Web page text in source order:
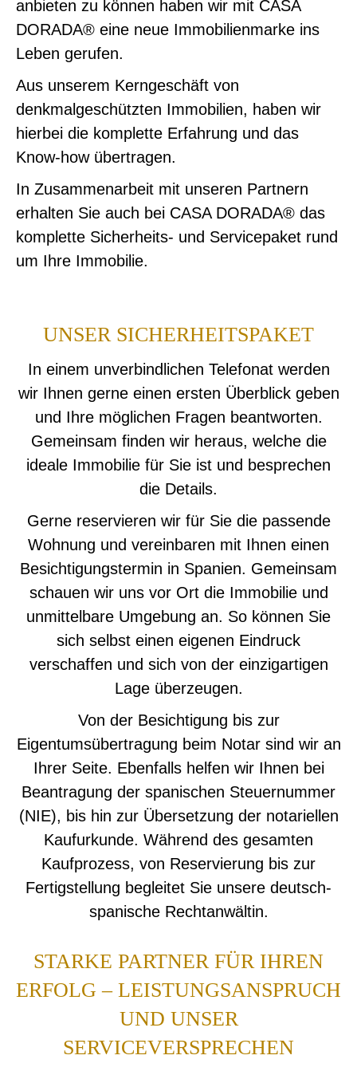
anbieten zu können haben wir mit CASA
DORADA® eine neue Immobilienmarke ins
Leben gerufen.
Aus unserem Kerngeschäft von
denkmalgeschützten Immobilien, haben wir
hierbei die komplette Erfahrung und das
Know-how übertragen.
In Zusammenarbeit mit unseren Partnern
erhalten Sie auch bei CASA DORADA® das
komplette Sicherheits- und Servicepaket rund
um Ihre Immobilie.
UNSER SICHERHEITSPAKET
In einem unverbindlichen Telefonat werden
wir Ihnen gerne einen ersten Überblick geben
und Ihre möglichen Fragen beantworten.
Gemeinsam finden wir heraus, welche die
ideale Immobilie für Sie ist und besprechen
die Details.
Gerne reservieren wir für Sie die passende
Wohnung und vereinbaren mit Ihnen einen
Besichtigungstermin in Spanien. Gemeinsam
schauen wir uns vor Ort die Immobilie und
unmittelbare Umgebung an. So können Sie
sich selbst einen eigenen Eindruck
verschaffen und sich von der einzigartigen
Lage überzeugen.
Von der Besichtigung bis zur
Eigentumsübertragung beim Notar sind wir an
Ihrer Seite. Ebenfalls helfen wir Ihnen bei
Beantragung der spanischen Steuernummer
(NIE), bis hin zur Übersetzung der notariellen
Kaufurkunde. Während des gesamten
Kaufprozess, von Reservierung bis zur
Fertigstellung begleitet Sie unsere deutsch-
spanische Rechtanwältin.
STARKE PARTNER FÜR IHREN
ERFOLG – LEISTUNGSANSPRUCH
UND UNSER
SERVICEVERSPRECHEN